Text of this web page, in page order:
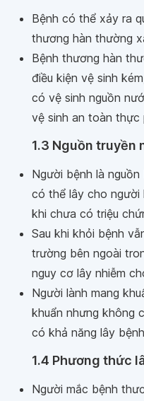
Bệnh có thể xảy ra
thương hàn thường
Bệnh thương hàn
điều kiện vệ sinh
có vệ sinh nguồn
vệ sinh an toàn thực
1.3 Nguồn truyền
Người bệnh là
có thể lây cho
khi chưa có triệu
Sau khi khỏi bệnh
trường bên ngoài
nguy cơ lây nhiễm
Người lành mang
khuẩn nhưng không
có khả năng lây
1.4 Phương thức
Người mắc bệnh